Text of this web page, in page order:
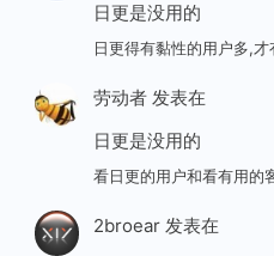
日更是没用的
日更得有黏性的用户多,
劳动者发表在
日更是没用的
看日更的用户和看有用的
2broear发表在